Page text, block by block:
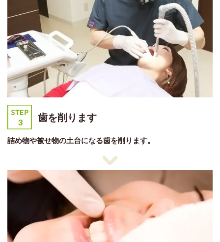
歯を削ります
詰め物や被せ物の土台になる歯を削ります。